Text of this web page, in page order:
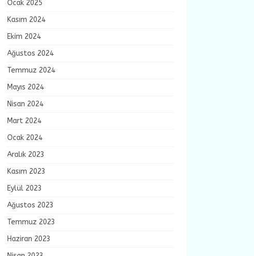
Ocak 2025
Kasım 2024
Ekim 2024
Ağustos 2024
Temmuz 2024
Mayıs 2024
Nisan 2024
Mart 2024
Ocak 2024
Aralık 2023
Kasım 2023
Eylül 2023
Ağustos 2023
Temmuz 2023
Haziran 2023